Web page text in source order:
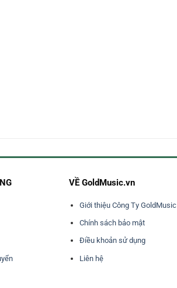
VỀ GoldMusic.vn
Giới thiệu Công Ty GoldMusic
Chính sách bảo mật
Điều khoản sử dụng
Liên hệ